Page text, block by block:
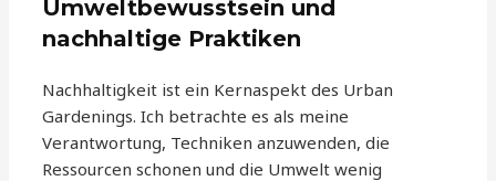
Umweltbewusstsein und
nachhaltige Praktiken
Nachhaltigkeit ist ein Kernaspekt des Urban
Gardenings. Ich betrachte es als meine
Verantwortung, Techniken anzuwenden, die
Ressourcen schonen und die Umwelt wenig